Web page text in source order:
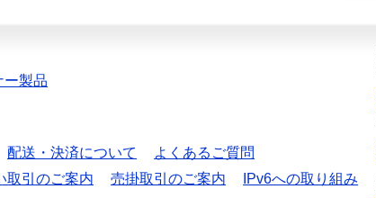
ー製品
配送・決済について
よくあるご質問
取引のご案内 売掛取引のご案内
IPv6への取り組み